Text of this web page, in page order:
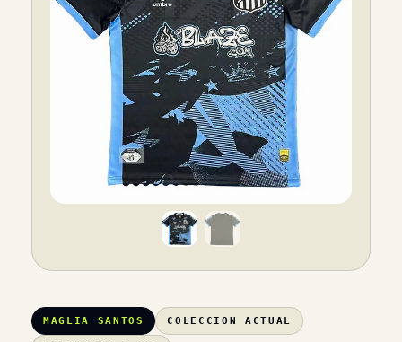
MAGLIA SANTOS COLECCION ACTUAL